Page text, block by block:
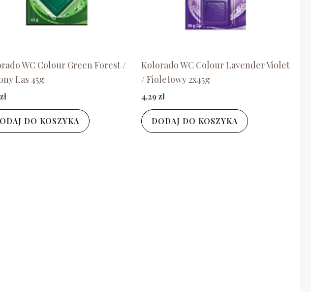
WC Colour Green Forest /
Las 45g
zł
DO KOSZYKA
Kolorado WC Colour Lavender Violet
/ Fioletowy 2x45g
4,29zł
DODAJ DO KOSZYKA